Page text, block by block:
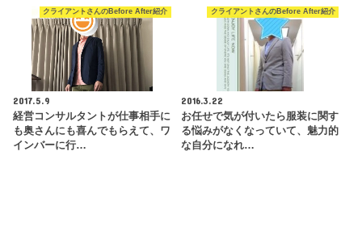
クライアントさんのBefore After紹介
2017.5.9
経営コンサルタントが仕事相手に
も奥さんにも喜んでもらえて、ワ
インバーに行…
クライアントさんのBefore After紹介
2016.3.22
お任せで気が付いたら服装に関す
る悩みがなくなっていて、魅力的
な自分になれ…